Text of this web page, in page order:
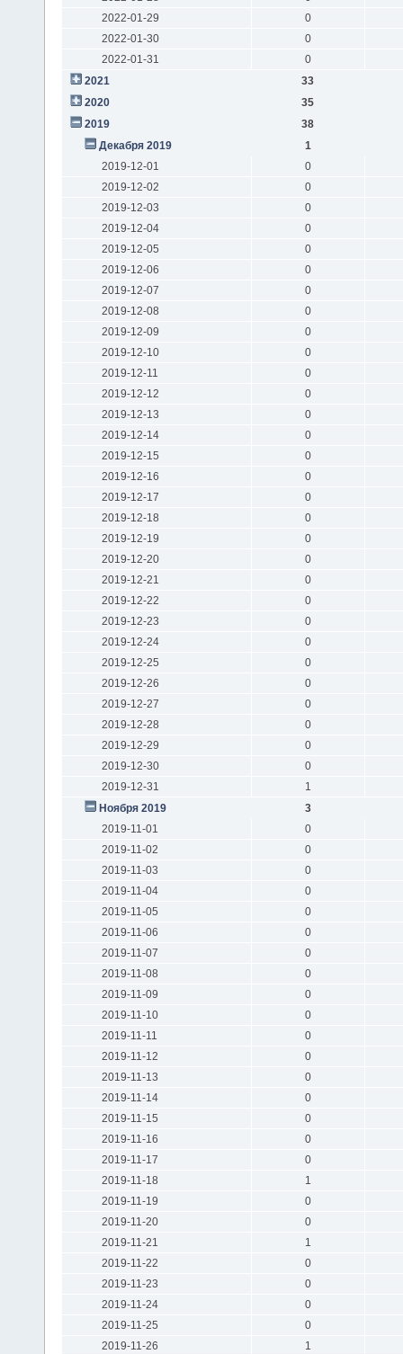
2022-01-29
0
2022-01-30
0
2022-01-31
0
2021
33
2020
35
2019
38
Декабря 2019
1
2019-12-01
0
2019-12-02
0
2019-12-03
0
2019-12-04
0
2019-12-05
0
2019-12-06
0
2019-12-07
0
2019-12-08
0
2019-12-09
0
2019-12-10
0
2019-12-11
0
2019-12-12
0
2019-12-13
0
2019-12-14
0
2019-12-15
0
2019-12-16
0
2019-12-17
0
2019-12-18
0
2019-12-19
0
2019-12-20
0
2019-12-21
0
2019-12-22
0
2019-12-23
0
2019-12-24
0
2019-12-25
0
2019-12-26
0
2019-12-27
0
2019-12-28
0
2019-12-29
0
2019-12-30
0
2019-12-31
1
Ноября 2019
3
2019-11-01
0
2019-11-02
0
2019-11-03
0
2019-11-04
0
2019-11-05
0
2019-11-06
0
2019-11-07
0
2019-11-08
0
2019-11-09
0
2019-11-10
0
2019-11-11
0
2019-11-12
0
2019-11-13
0
2019-11-14
0
2019-11-15
0
2019-11-16
0
2019-11-17
0
2019-11-18
1
2019-11-19
0
2019-11-20
0
2019-11-21
1
2019-11-22
0
2019-11-23
0
2019-11-24
0
2019-11-25
0
2019-11-26
1